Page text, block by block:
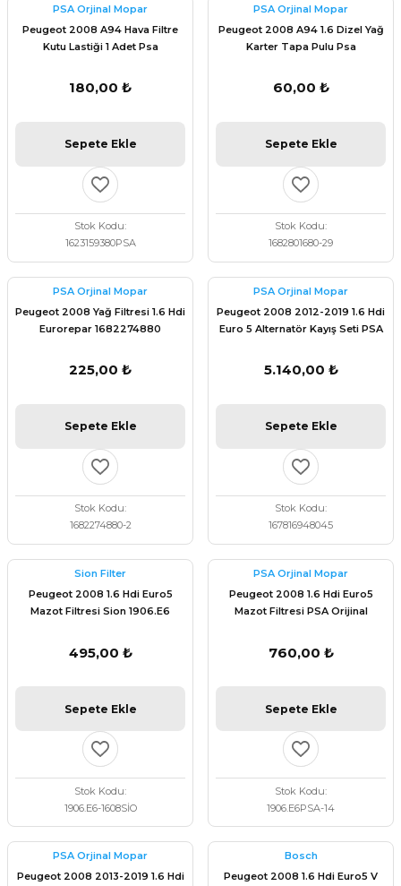
PSA Orjinal Mopar
Peugeot 2008 A94 Hava Filtre
Kutu Lastiği 1 Adet Psa
180,00 ₺
Sepete Ekle
Stok Kodu
1623159380PSA
PSA Orjinal Mopar
Peugeot 2008 A94 1.6 Dizel Yağ
Karter Tapa Pulu Psa
60,00 ₺
Sepete Ekle
Stok Kodu
1682801680-29
PSA Orjinal Mopar
Peugeot 2008 Yağ Filtresi 1.6 Hdi
Eurorepar 1682274880
225,00 ₺
Sepete Ekle
Stok Kodu
1682274880-2
PSA Orjinal Mopar
Peugeot 2008 2012-2019 1.6 Hdi
Euro 5 Alternatör Kayış Seti PSA
5.140,00 ₺
Sepete Ekle
Stok Kodu
167816948045
Sion Filter
Peugeot 2008 1.6 Hdi Euro5
Mazot Filtresi Sion 1906.E6
495,00 ₺
Sepete Ekle
Stok Kodu
1906.E6-1608SİO
PSA Orjinal Mopar
Peugeot 2008 1.6 Hdi Euro5
Mazot Filtresi PSA Orijinal
760,00 ₺
Sepete Ekle
Stok Kodu
1906.E6PSA-14
PSA Orjinal Mopar
Peugeot 2008 2013-2019 1.6 Hdi
Bosch
Peugeot 2008 1.6 Hdi Euro5 V